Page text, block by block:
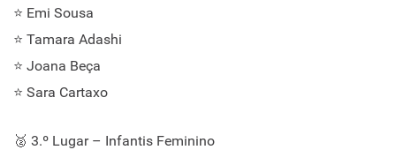
⭐ Emi Sousa
⭐ Tamara Adashi
⭐ Joana Beça
⭐ Sara Cartaxo
🥈 3.º Lugar – Infantis Feminino